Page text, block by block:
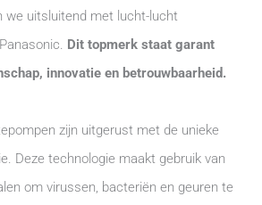
we uitsluitend met lucht-lucht
Dit topmerk staat garant
innovatie en betrouwbaarheid.
zijn uitgerust met de unieke
Deze technologie maakt gebruik van
om virussen, bacteriën en geuren te